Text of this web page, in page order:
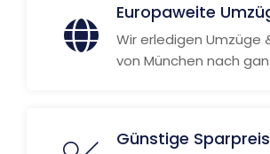
Europaweite
Wir erledigen Umzüge
von München nach
Günstige